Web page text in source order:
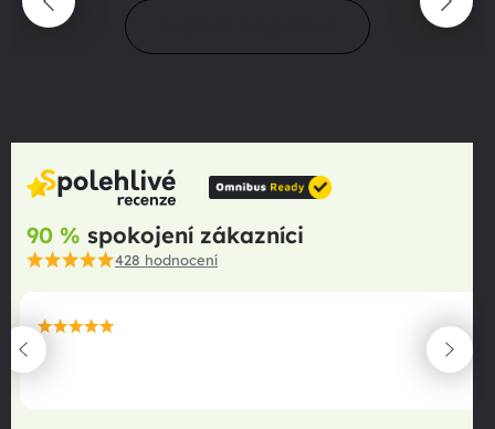
90 % spokojení zákazníci
428 hodnocení
maximální spokojenost
22.06.2025